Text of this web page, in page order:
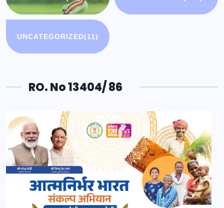
UNCATEGORIZED(11)
RO. No 13404/ 86